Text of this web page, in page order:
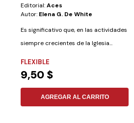
Editorial:Aces
Autor: Elena G. De White
Es significativo que, en las actividades
siempre crecientes de la Iglesia...
FLEXIBLE
9,50 $
AGREGAR AL CARRITO